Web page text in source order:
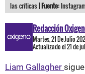
las críticas |Fuente:
Redacción
Martes, 21 De Julio
Actualizado el 21 de
Liam Gallagher